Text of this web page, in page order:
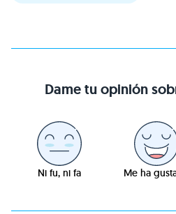
Dame tu opinión
Ni fu, ni fa Me ha